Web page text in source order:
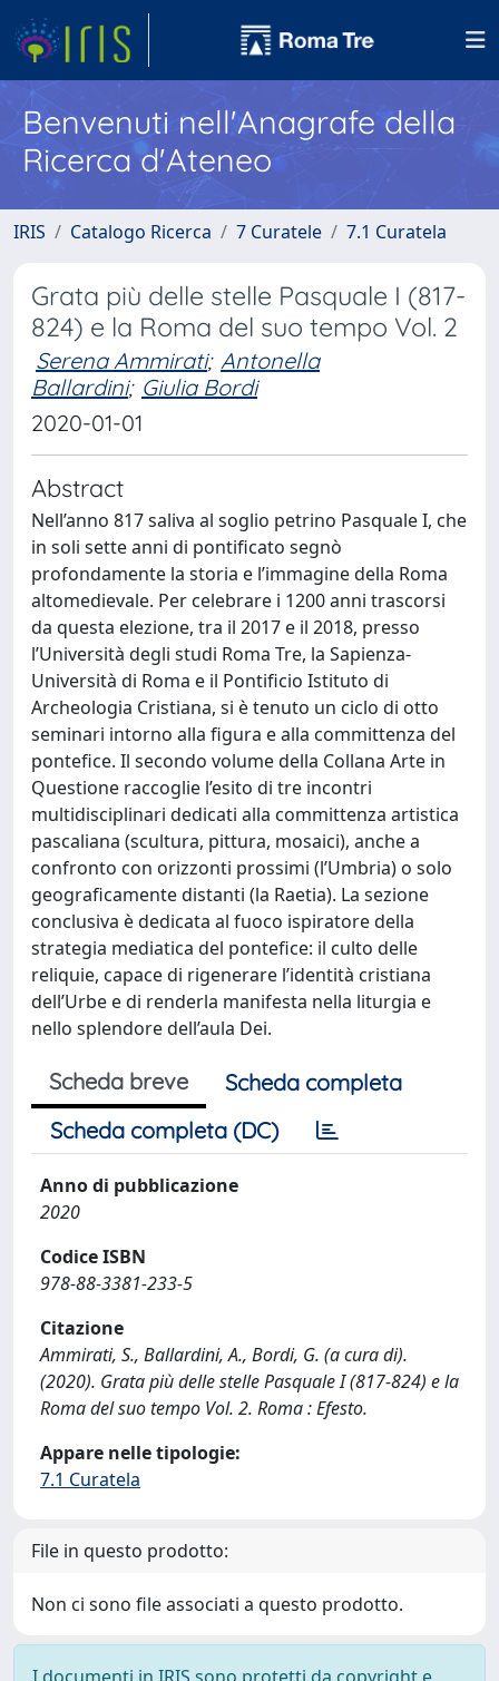
Benvenuti nell'Anagrafe della
Ricerca d'Ateneo
IRIS Catalogo Ricerca 7 Curatele 7.1 Curatela
Grata più delle stelle Pasquale I (817-
824) e la Roma del suo tempo Vol. 2
Serena Ammirati; Antonella
Ballardini; Giulia Bordi
2020-01-01
Abstract
Nell’anno 817 saliva al soglio petrino Pasquale I, che
in soli sette anni di pontificato segnò
profondamente la storia e l’immagine della Roma
altomedievale. Per celebrare i 1200 anni trascorsi
da questa elezione, tra il 2017 e il 2018, presso
l’Università degli studi Roma Tre, la Sapienza-
Università di Roma e il Pontificio Istituto di
Archeologia Cristiana, si è tenuto un ciclo di otto
seminari intorno alla figura e alla committenza del
pontefice. Il secondo volume della Collana Arte in
Questione raccoglie l’esito di tre incontri
multidisciplinari dedicati alla committenza artistica
pascaliana (scultura, pittura, mosaici), anche a
confronto con orizzonti prossimi (l’Umbria) o solo
geograficamente distanti (la Raetia). La sezione
conclusiva è dedicata al fuoco ispiratore della
strategia mediatica del pontefice: il culto delle
reliquie, capace di rigenerare l’identità cristiana
dell’Urbe e di renderla manifesta nella liturgia e
nello splendore dell’aula Dei.
Scheda breve
Scheda completa
Scheda completa (DC)
Anno di pubblicazione
2020
Codice ISBN
978-88-3381-233-5
Citazione
Ammirati, S., Ballardini, A., Bordi, G. (a cura di).
(2020). Grata più delle stelle Pasquale I (817-824) e la
Roma del suo tempo Vol. 2. Roma : Efesto.
Appare nelle tipologie:
7.1 Curatela
File in questo prodotto:
Non ci sono file associati a questo prodotto.